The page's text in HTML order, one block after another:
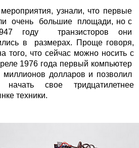
узнали, что первые
очень большие площади, но с
году транзисторов они
в размерах. Проще говоря,
того, что сейчас можно носить с
1976 года первый компьютер
долларов и позволил
свое тридцатилетнее
техники.